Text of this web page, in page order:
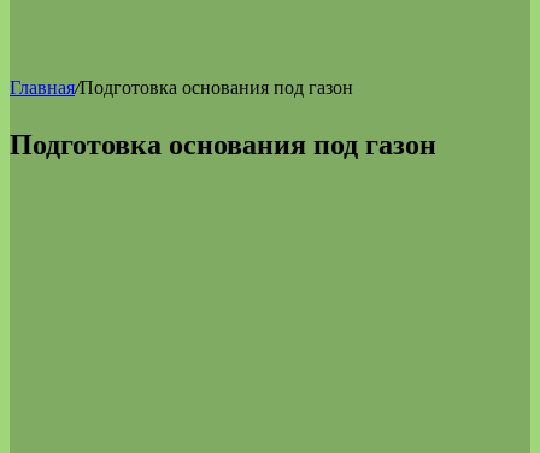
Главная/Подготовка основания под газон
Подготовка основания под газон